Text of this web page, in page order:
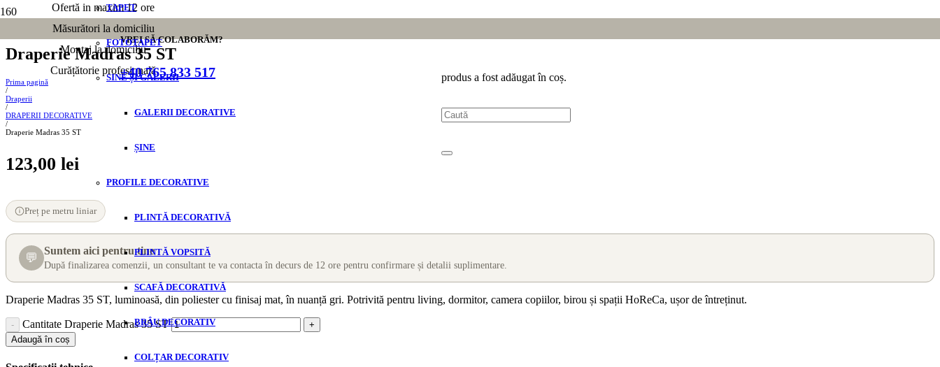
Ofertă in maxim 12 ore
Măsurători la domiciliu
Montaj la domiciliu
Curățătorie profesională
VREI SĂ COLABORĂM?
+40 765 833 517
TAPET
FOTOTAPET
SINE ȘI GALERII
GALERII DECORATIVE
ȘINE
PROFILE DECORATIVE
PLINTĂ DECORATIVĂ
PLINTĂ VOPSITĂ
SCAFĂ DECORATIVĂ
BRÂU DECORATIV
COLȚAR DECORATIV
produs a fost adăugat în coș.
Draperie Madras 35 ST
Prima pagină
/
Draperii
/
DRAPERII DECORATIVE
/
Draperie Madras 35 ST
123,00 lei
Preț pe metru liniar
💬 Suntem aici pentru tine
După finalizarea comenzii, un consultant te va contacta în decurs de 12 ore pentru confirmare și detalii suplimentare.
Draperie Madras 35 ST, luminoasă, din poliester cu finisaj mat, în nuanță gri. Potrivită pentru living, dormitor, camera copiilor, birou și spații HoReCa, ușor de întreținut.
Cantitate Draperie Madras 35 ST
Adaugă în coș